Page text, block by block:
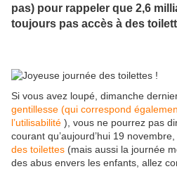
pas) pour rappeler que 2,6
toujours pas accès à des
Si vous avez loupé, dimanche
gentillesse (qui correspond
l’utilisabilité ), vous ne pourrez pas
courant qu’aujourd’hui 19 novembre,
des toilettes (mais aussi la journée
des abus envers les enfants, allez